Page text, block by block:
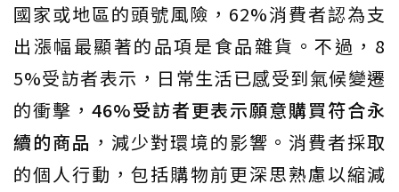
國家或地區的頭號風險，62%消費者認為支
出漲幅最顯著的品項是食品雜貨。不過，8
5%受訪者表示，日常生活已感受到氣候變遷
的衝擊， 46%受訪者更表示願意購買符合永
續的商品 ，減少對環境的影響。消費者採取
的個人行動，包括購物前更深思熟慮以縮減